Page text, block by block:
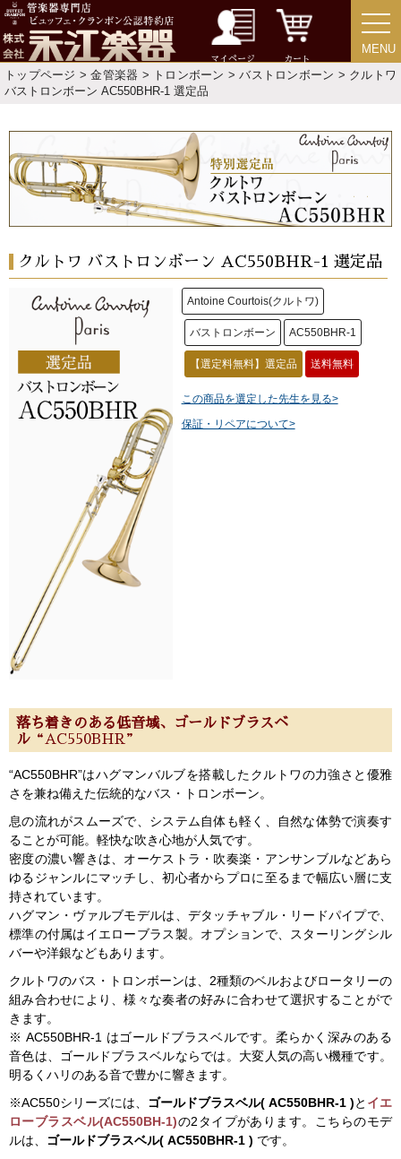
マイページ カート
MENU
MENU
トップページ >金管楽器 > トロンボーン >バストロンボーン > クルトワ
バストロンボーン AC550BHR-1 選定品
クルトワ バストロンボーン AC550BHR-1 選定品
Antoine Courtois(クルトワ)
バストロンボーン AC550BHR-1
【選定料無料】選定品 送料無料
この商品を選定した先生を見る>
保証・リペアについて>
落ち着きのある低音域、ゴールドブラスベ
ル “AC550BHR”
“AC550BHR”はハグマンバルブを搭載したクルトワの力強さと優雅
さを兼ね備えた伝統的なバス・トロンボーン。
息の流れがスムーズで、システム自体も軽く、自然な体勢で演奏す
ることが可能。軽快な吹き心地が人気です。
密度の濃い響きは、オーケストラ・吹奏楽・アンサンブルなどあら
ゆるジャンルにマッチし、初心者からプロに至るまで幅広い層に支
持されています。
ハグマン・ヴァルブモデルは、デタッチャブル・リードパイプで、
標準の付属はイエローブラス製。オプションで、スターリングシル
バーや洋銀などもあります。
クルトワのバス・トロンボーンは、2種類のベルおよびロータリーの
組み合わせにより、様々な奏者の好みに合わせて選択することがで
きます。
※ AC550BHR-1 はゴールドブラスベルです。柔らかく深みのある
音色は、ゴールドブラスベルならでは。大変人気の高い機種です。
明るくハリのある音で豊かに響きます。
※AC550シリーズには、
ゴールドブラスベル( AC550BHR-1 )と イエ
ローブラスベル(AC550BH-1)の2タイプがあります。こちらのモデ
ルは、
ゴールドブラスベル( AC550BHR-1 ) です。